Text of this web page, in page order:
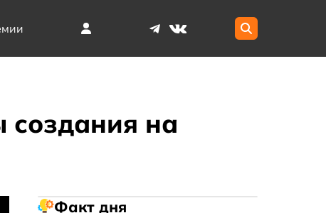
создания на
Факт дня